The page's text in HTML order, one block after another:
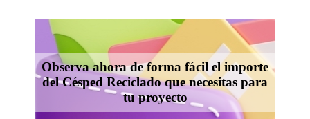
Observa ahora de forma fácil el importe
del Césped Reciclado que necesitas para
tu proyecto